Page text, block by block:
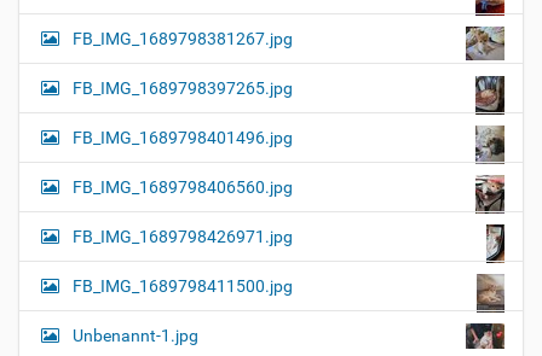
FB_IMG_1689798381267.jpg
FB_IMG_1689798397265.jpg
FB_IMG_1689798401496.jpg
FB_IMG_1689798406560.jpg
FB_IMG_1689798426971.jpg
FB_IMG_1689798411500.jpg
Unbenannt-1.jpg